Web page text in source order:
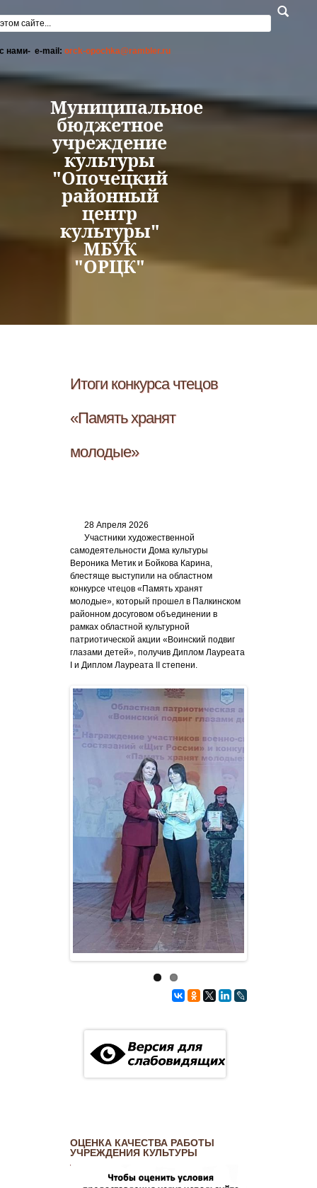
поиска
нами- e-mail: orck-opochka@rambler.ru
Муниципальное
бюджетное
учреждение
культуры
"Опочецкий
районный
центр
культуры"
МБУК
"ОРЦК"
Итоги конкурса чтецов
«Память хранят
молодые»
28 Апреля 2026
Участники художественной
самодеятельности Дома культуры
Вероника Метик и Бойкова Карина,
блестяще выступили на областном
конкурсе чтецов «Память хранят
молодые», который прошел в Палкинском
районном досуговом объединении в
рамках областной культурной
патриотической акции «Воинский подвиг
глазами детей», получив Диплом Лауреата
I и Диплом Лауреата II степени.
ОЦЕНКА КАЧЕСТВА РАБОТЫ
УЧРЕЖДЕНИЯ КУЛЬТУРЫ